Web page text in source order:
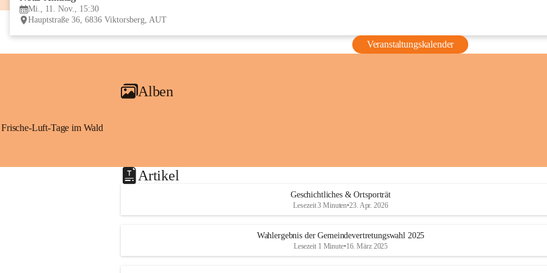
Mi., 11. Nov., 15:30
Hauptstraße 36, 6836 Viktorsberg, AUT
Veranstaltungskalender
Alben
Frische-Luft-Tage im Wald
Artikel
Geschichtliches & Ortsporträt
Lesezeit 3 Minuten•23. Apr. 2026
Wahlergebnis der Gemeindevertretungswahl 2025
Lesezeit 1 Minute•16. März 2025